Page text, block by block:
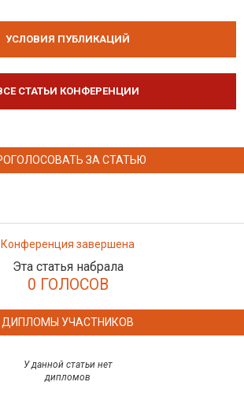
УСЛОВИЯ ПУБЛИКАЦИЙ
СТАТЬИ КОНФЕРЕНЦИИ
ЗА СТАТЬЮ
Конференция завершена
Эта статья набрала
0 ГОЛОСОВ
ДИПЛОМЫ УЧАСТНИКОВ
У данной статьи нет
дипломов